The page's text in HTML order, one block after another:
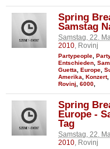
Spring
Samstag
Samstag, 22.
2010, Rovinj
Partypeople Party
Entschieden
Guetta
Europe
Amerika
Konzert,
Rovinj
6000
Spring
Europe -
Tag
Samstag, 22.
2010, Rovinj